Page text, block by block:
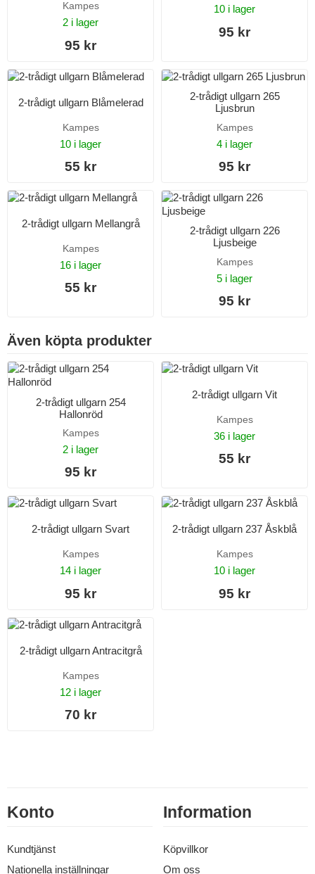
Kampes
2 i lager
95 kr
10 i lager
95 kr
2-trådigt ullgarn Blåmelerad
Kampes
10 i lager
55 kr
2-trådigt ullgarn 265
Ljusbrun
Kampes
4 i lager
95 kr
2-trådigt ullgarn Mellangrå
Kampes
16 i lager
55 kr
2-trådigt ullgarn 226
Ljusbeige
Kampes
5 i lager
95 kr
Även köpta produkter
2-trådigt ullgarn 254
Hallonröd
Kampes
2 i lager
95 kr
2-trådigt ullgarn Vit
Kampes
36 i lager
55 kr
2-trådigt ullgarn Svart
Kampes
14 i lager
95 kr
2-trådigt ullgarn 237 Åskblå
Kampes
10 i lager
95 kr
2-trådigt ullgarn Antracitgrå
Kampes
12 i lager
70 kr
Konto
Kundtjänst
Nationella inställningar
Information
Köpvillkor
Om oss